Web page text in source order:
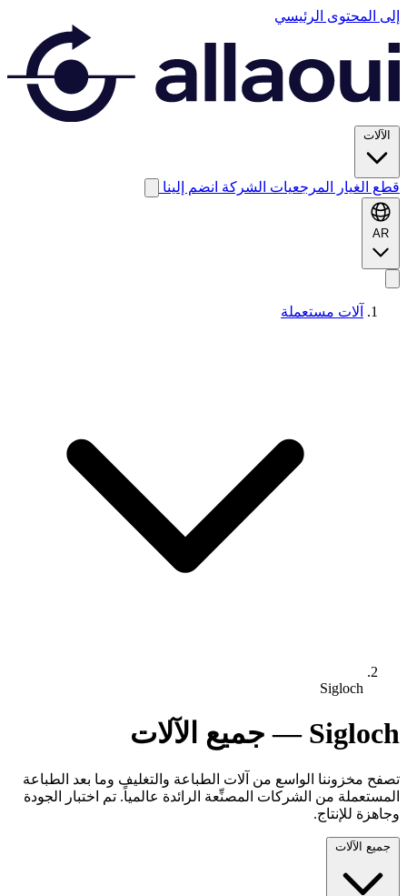
إلى المحتوى الرئيسي
الآلات
قطع الغيار المرجعيات الشركة انضم إلينا
AR
آلات مستعملة
Sigloch
Sigloch — جميع الآلات
تصفح مخزوننا الواسع من آلات الطباعة والتغليف وما بعد الطباعة
المستعملة من الشركات المصنِّعة الرائدة عالمياً. تم اختبار الجودة
وجاهزة للإنتاج.
جميع الآلات